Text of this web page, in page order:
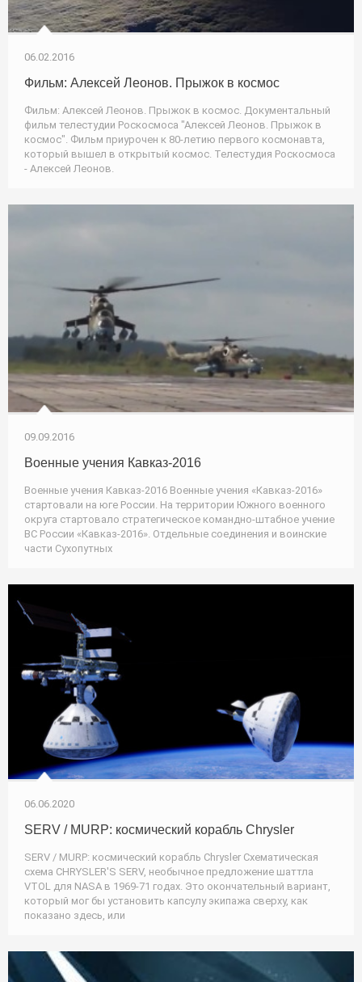
06.02.2016
Фильм: Алексей Леонов. Прыжок в космос
Фильм: Алексей Леонов. Прыжок в космос. Документальный
фильм телестудии Роскосмоса "Алексей Леонов. Прыжок в
космос". Фильм приурочен к 80-летию первого космонавта,
который вышел в открытый космос. Телестудия Роскосмоса
- Алексей Леонов.
09.09.2016
Военные учения Кавказ-2016
Военные учения Кавказ-2016 Военные учения «Кавказ-2016»
стартовали на юге России. На территории Южного военного
округа стартовало стратегическое командно-штабное учение
ВС России «Кавказ-2016». Отдельные соединения и воинские
части Сухопутных
06.06.2020
SERV / MURP: космический корабль Chrysler
SERV / MURP: космический корабль Chrysler Схематическая
схема CHRYSLER'S SERV, необычное предложение шаттла
VTOL для NASA в 1969-71 годах. Это окончательный вариант,
который мог бы установить капсулу экипажа сверху, как
показано здесь, или